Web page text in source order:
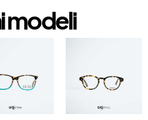
modeli
1+1